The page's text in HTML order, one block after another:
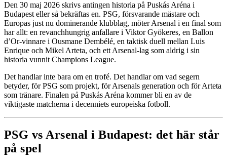
Den 30 maj 2026 skrivs antingen historia på Puskás Aréna i
Budapest eller så bekräftas en. PSG, försvarande mästare och
Europas just nu dominerande klubblag, möter Arsenal i en final som
har allt: en revanchhungrig anfallare i Viktor Gyökeres, en Ballon
d’Or-vinnare i Ousmane Dembélé, en taktisk duell mellan Luis
Enrique och Mikel Arteta, och ett Arsenal-lag som aldrig i sin
historia vunnit Champions League.
Det handlar inte bara om en trofé. Det handlar om vad segern
betyder, för PSG som projekt, för Arsenals generation och för Arteta
som tränare. Finalen på Puskás Aréna kommer bli en av de
viktigaste matcherna i decenniets europeiska fotboll.
PSG vs Arsenal i Budapest: det här står
på spel